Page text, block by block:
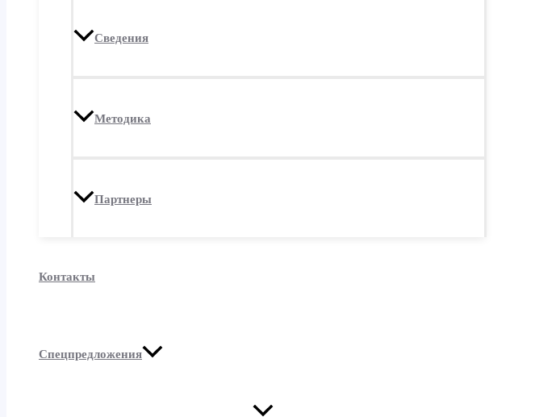
Сведения
Методика
Партнеры
Контакты
Спецпредложения
Переключатель